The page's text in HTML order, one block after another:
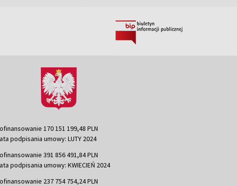
170 151 199,48 PLN
podpisania umowy: LUTY 2024
391 856 491,84 PLN
podpisania umowy: KWIECIEŃ 2024
237 754 754,24 PLN